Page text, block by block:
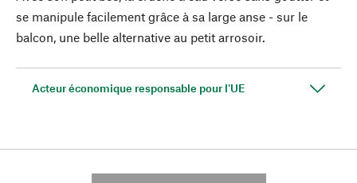
se manipule facilement grâce à sa large anse - sur le
balcon, une belle alternative au petit arrosoir.
Acteur économique responsable pour l'UE